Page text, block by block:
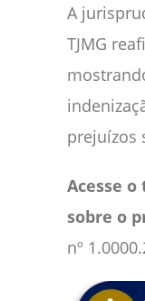
A
TJMG
prejuízos
Acesse
sobre o
nº